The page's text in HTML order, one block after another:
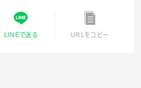
LINEで送る URLをコピー